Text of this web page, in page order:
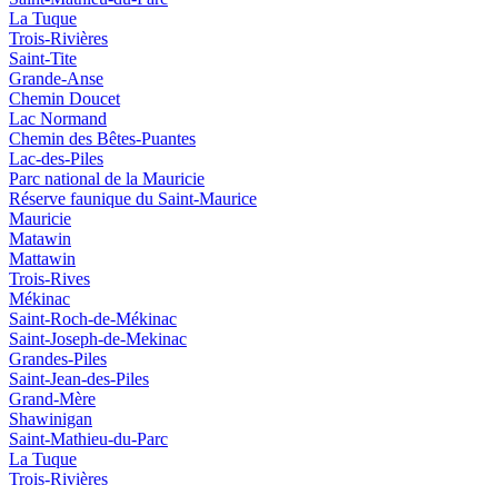
La Tuque
Trois-Rivières
Saint-Tite
Grande-Anse
Chemin Doucet
Lac Normand
Chemin des Bêtes-Puantes
Lac-des-Piles
Parc national de la Mauricie
Réserve faunique du Saint‑Maurice
Mauricie
Matawin
Mattawin
Trois-Rives
Mékinac
Saint-Roch-de-Mékinac
Saint-Joseph-de-Mekinac
Grandes-Piles
Saint-Jean-des-Piles
Grand-Mère
Shawinigan
Saint-Mathieu-du-Parc
La Tuque
Trois-Rivières